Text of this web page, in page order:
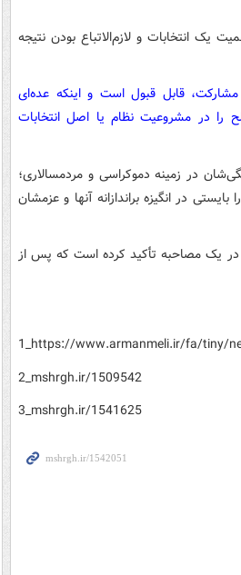
یک انتخابات و لازم‌الاتباع بودن نتیجه
مشارکت، قابل قبول است و اینکه عده‌ای
را در مشروعیت نظام یا اصل انتخابات
در زمینه دموکراسی و مردمسالاری؛
در انگیزه براندازانه آنها و عزمشان
در یک مصاحبه تأکید کرده است که پس از
1_https://www.armanmeli.ir/fa/tiny/
2_mshrgh.ir/1509542
3_mshrgh.ir/1541625